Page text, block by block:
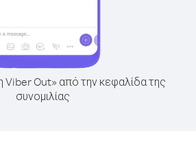
Viber Out» από την κεφαλίδα της
συνομιλίας